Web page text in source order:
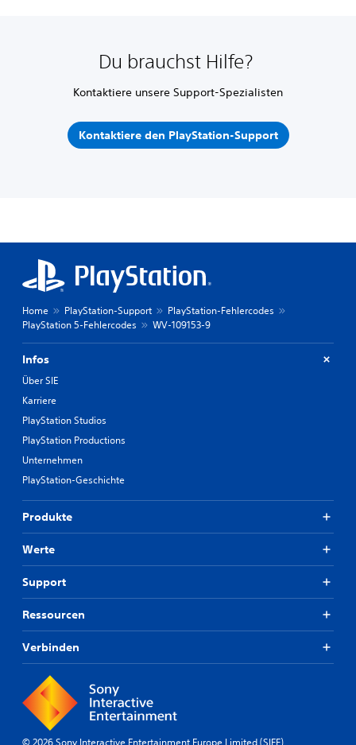
Du brauchst Hilfe?
Kontaktiere unsere Support-Spezialisten
Kontaktiere den PlayStation-Support
Home PlayStation-Support
PlayStation-Fehlercodes
PlayStation 5-Fehlercodes
WV-109153-9
Infos
Über SIE
Karriere
PlayStation Studios
PlayStation Productions
Unternehmen
PlayStation-Geschichte
Produkte
Werte
Support
Ressourcen
Verbinden
© 2026 Sony Interactive Entertainment Europe Limited (SIEE)